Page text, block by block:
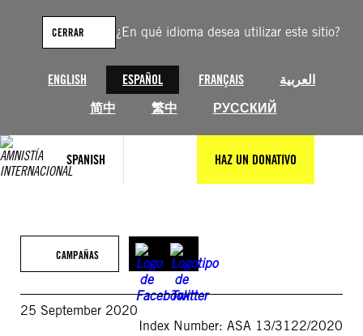
¿En qué idioma desea utilizar este sitio?
ENGLISH ESPAÑOL FRANÇAIS
العربية
简中
繁中 РУССКИЙ
CERRAR
SPANISH HAZ UN DONATIVO
contenido
CAMPAÑAS
25 September 2020
Index Number: ASA 13/3122/2020